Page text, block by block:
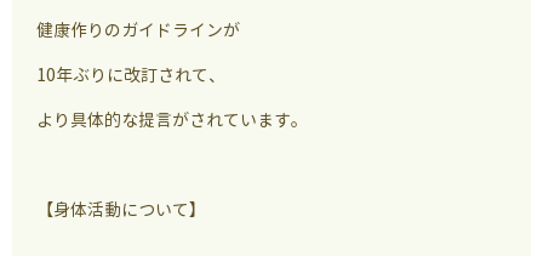
健康作りのガイドラインが
10年ぶりに改訂されて、
より具体的な提言がされています。
【身体活動について】